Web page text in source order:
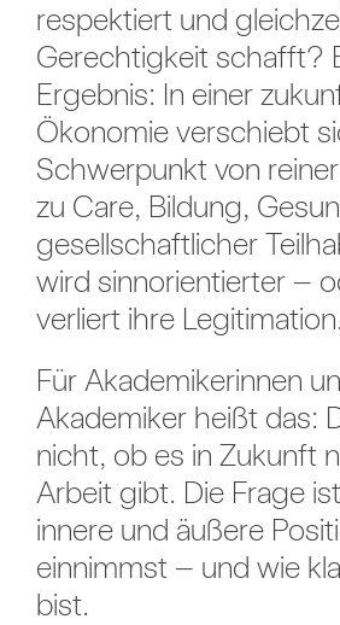
respektiert und
Gerechtigkeit schafft?
Ergebnis: In einer
Ökonomie verschiebt
Schwerpunkt von
zu Care, Bildung,
gesellschaftlicher
wird sinnorientierter –
verliert ihre Legitimation.
Für Akademikerinnen
Akademiker heißt das:
nicht, ob es in Zukunft
Arbeit gibt. Die Frage
innere und äußere
einnimmst – und wie
bist.